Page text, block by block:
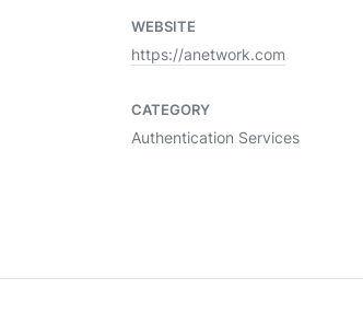
WEBSITE
https://anetwork.com
CATEGORY
Authentication Services